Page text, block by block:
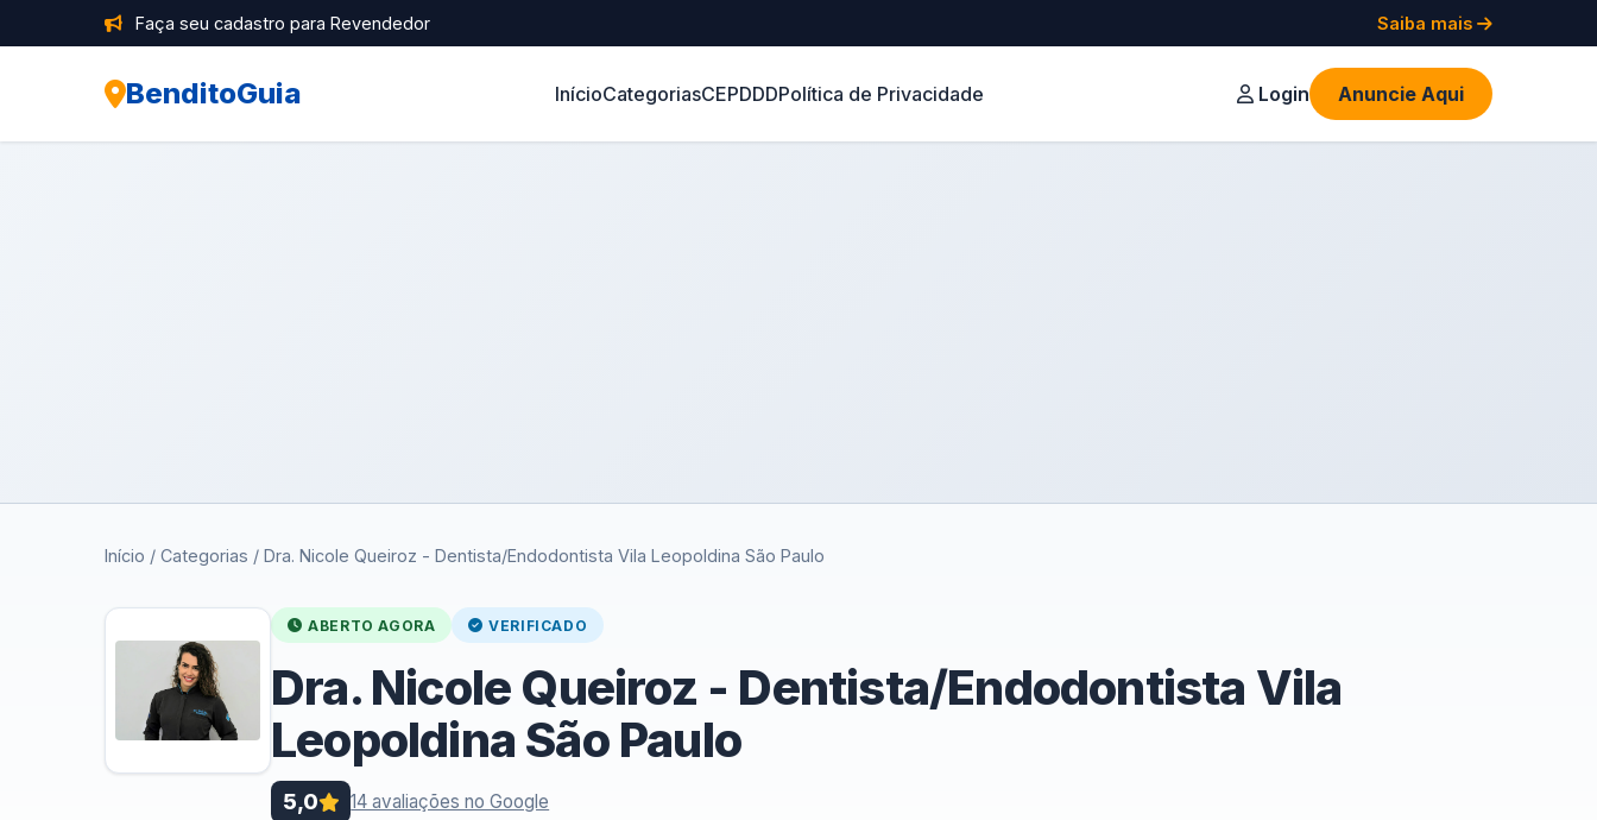
Faça seu cadastro para Revendedor Saiba mais
BenditoGuia InícioCategoriasCEPDDDPolítica de Privacidade Login Anuncie Aqui
Início / Categorias / Dra. Nicole Queiroz - Dentista/Endodontista Vila Leopoldina São Paulo
ABERTO AGORA VERIFICADO
Dra. Nicole Queiroz - Dentista/Endodontista Vila
Leopoldina São Paulo
5,0 14 avaliações no Google